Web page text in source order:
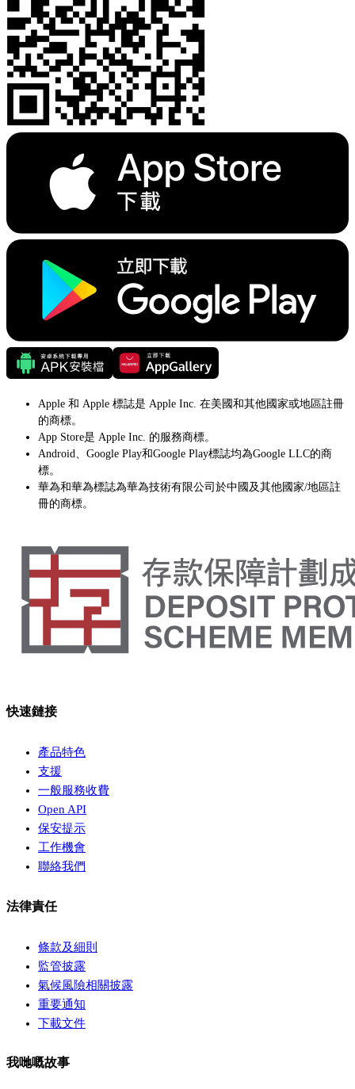
Apple 和 Apple 標誌是 Apple Inc. 在美國和其他國家或地區註冊
的商標。
App Store是 Apple Inc. 的服務商標。
Android、Google Play和Google Play標誌均為Google LLC的商
標。
華為和華為標誌為華為技術有限公司於中國及其他國家/地區註
冊的商標。
快速鏈接
產品特色
支援
一般服務收費
Open API
保安提示
工作機會
聯絡我們
法律責任
條款及細則
監管披露
氣候風險相關披露
重要通知
下載文件
我哋嘅故事